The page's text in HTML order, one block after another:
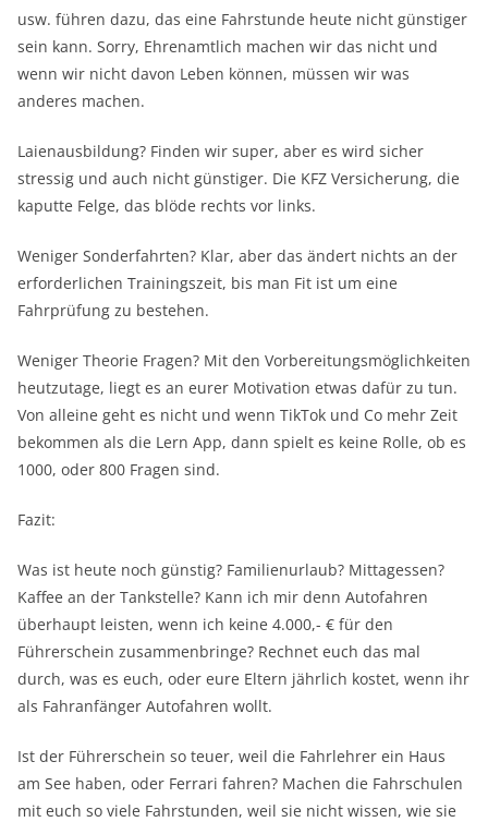
usw. führen dazu, das eine Fahrstunde heute nicht günstiger
sein kann. Sorry, Ehrenamtlich machen wir das nicht und
wenn wir nicht davon Leben können, müssen wir was
anderes machen.
Laienausbildung? Finden wir super, aber es wird sicher
stressig und auch nicht günstiger. Die KFZ Versicherung, die
kaputte Felge, das blöde rechts vor links.
Weniger Sonderfahrten? Klar, aber das ändert nichts an der
erforderlichen Trainingszeit, bis man Fit ist um eine
Fahrprüfung zu bestehen.
Weniger Theorie Fragen? Mit den Vorbereitungsmöglichkeiten
heutzutage, liegt es an eurer Motivation etwas dafür zu tun.
Von alleine geht es nicht und wenn TikTok und Co mehr Zeit
bekommen als die Lern App, dann spielt es keine Rolle, ob es
1000, oder 800 Fragen sind.
Fazit:
Was ist heute noch günstig? Familienurlaub? Mittagessen?
Kaffee an der Tankstelle? Kann ich mir denn Autofahren
überhaupt leisten, wenn ich keine 4.000,- € für den
Führerschein zusammenbringe? Rechnet euch das mal
durch, was es euch, oder eure Eltern jährlich kostet, wenn ihr
als Fahranfänger Autofahren wollt.
Ist der Führerschein so teuer, weil die Fahrlehrer ein Haus
am See haben, oder Ferrari fahren? Machen die Fahrschulen
mit euch so viele Fahrstunden, weil sie nicht wissen, wie sie